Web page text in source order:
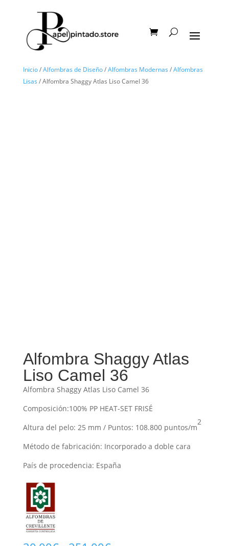
Inicio/Alfombras de Diseño/Alfombras Modernas /Alfombras
Lisas / Alfombra Shaggy Atlas Liso Camel 36
Alfombra Shaggy Atlas
Liso Camel 36
Alfombra Shaggy Atlas Liso Camel 36
Composición:100% PP HEAT-SET FRISÉ
Altura del pelo: 25 mm / Puntos: 108.800 puntos/m
2
Método de fabricación: Incorporado a doble cara
País de procedencia: España